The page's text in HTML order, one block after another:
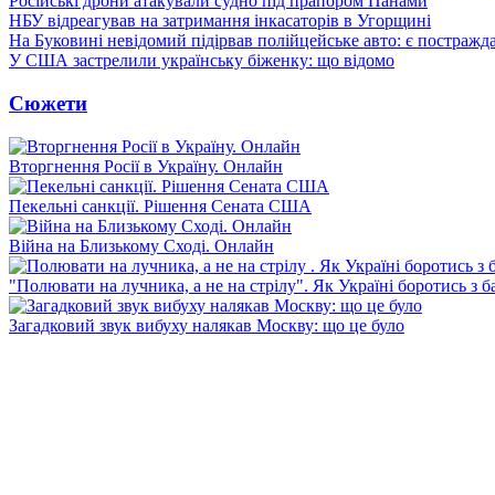
НБУ відреагував на затримання інкасаторів в Угорщині
На Буковині невідомий підірвав полійцейське авто: є
У США застрелили українську біженку: що відомо
Сюжети
Вторгнення Росії в Україну. Онлайн
Пекельні санкції. Рішення Сената США
Війна на Близькому Сході. Онлайн
"Полювати на лучника, а не на стрілу". Як Україні боротись з
Загадковий звук вибуху налякав Москву: що це було